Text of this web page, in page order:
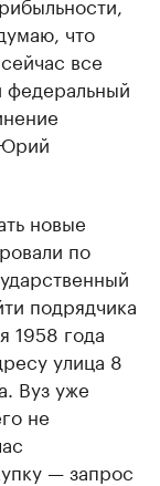
что
все
федеральный
новые
по
подрядчика
1958 года
улица 8
Вуз уже
не
— запрос